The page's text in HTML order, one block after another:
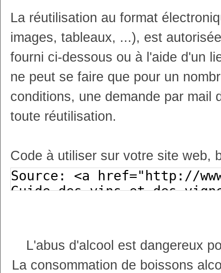
La réutilisation au format
images, tableaux, ...), est
fourni ci-dessous ou à l'aide d'un
ne peut se faire que pour un
conditions, une demande par mail
toute réutilisation.
Code à utiliser sur votre site web,
L'abus d'alcool est dangereux
La consommation de boissons